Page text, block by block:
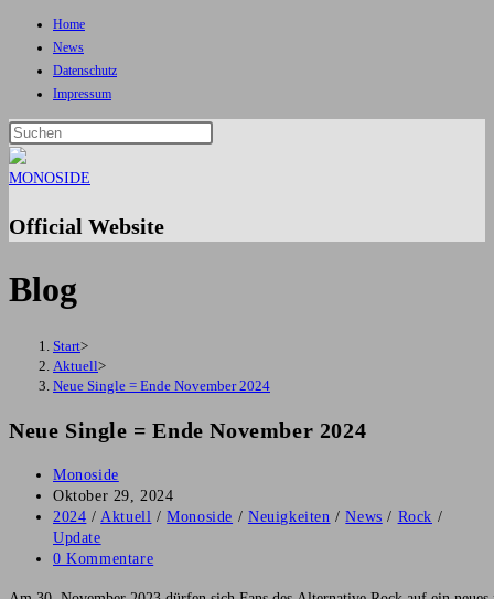
Inhalt
springen
Home
News
Datenschutz
Impressum
the
Official Website
Blog
Start>
Aktuell>
Neue Single = Ende November 2024
Neue Single = Ende November 2024
Beitrags-
Autor:
Monoside
Beitrag
veröffentlicht:
Oktober 29, 2024
Beitrags-
Kategorie:
2024 / Aktuell / Monoside / Neuigkeiten / News / Rock /
Update
Beitrags-
0 Kommentare